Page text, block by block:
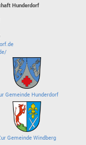
Hunderdorf
Gemeinde Hunderdorf
Gemeinde Windberg